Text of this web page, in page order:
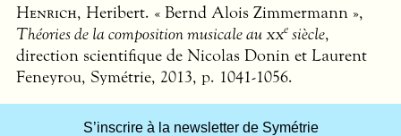
Henrich, Heribert. « Bernd Alois Zimmermann »,
Théories de la composition musicale auxxe siècle,
direction scientifique de Nicolas Donin et Laurent
Feneyrou, Symétrie, 2013, p. 1041-1056.
S’inscrire à la newsletter de Symétrie